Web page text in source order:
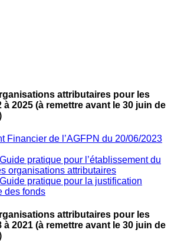
attributaires pour les
à 2025 (à remettre avant le 30 juin de
Financier de l’AGFPN du 20/06/2023
pratique pour l’établissement du
organisations attributaires
pratique pour la justification
des fonds
attributaires pour les
à 2021 (à remettre avant le 30 juin de